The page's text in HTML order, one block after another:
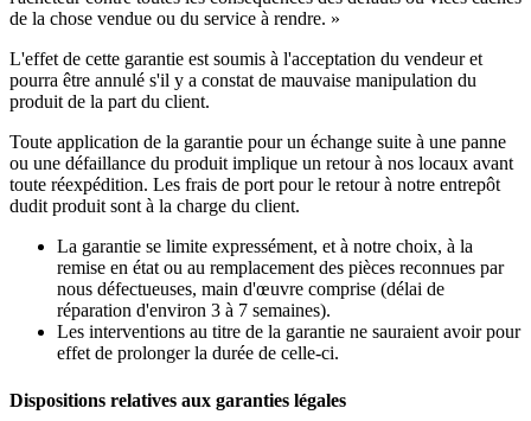
de la chose vendue ou du service à rendre. »
L'effet de cette garantie est soumis à l'acceptation du vendeur et
pourra être annulé s'il y a constat de mauvaise manipulation du
produit de la part du client.
Toute application de la garantie pour un échange suite à une panne
ou une défaillance du produit implique un retour à nos locaux avant
toute réexpédition. Les frais de port pour le retour à notre entrepôt
dudit produit sont à la charge du client.
La garantie se limite expressément, et à notre choix, à la
remise en état ou au remplacement des pièces reconnues par
nous défectueuses, main d'œuvre comprise (délai de
réparation d'environ 3 à 7 semaines).
Les interventions au titre de la garantie ne sauraient avoir pour
effet de prolonger la durée de celle-ci.
Dispositions relatives aux garanties légales